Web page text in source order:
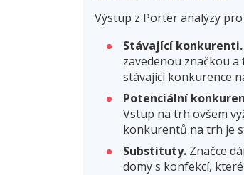
Výstup z Porter analýzy
Stávající konkurenti.
zavedenou značkou
stávající konkurence
Potenciální
Vstup na trh ovšem
konkurentů na trh je
Substituty. Značce
domy s konfekcí,